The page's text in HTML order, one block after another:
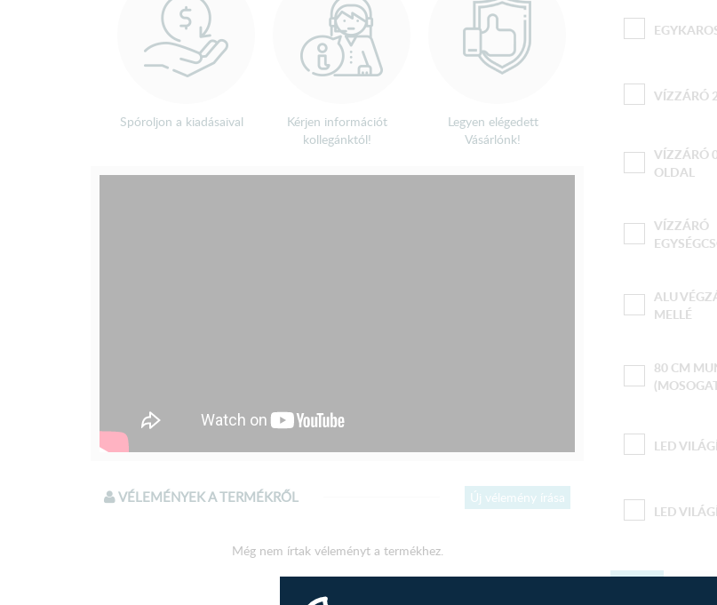
Spóroljon a kiadásaival
Kérjen információt
kollegánktól!
Legyen elégedett
Vásárlónk!
VÉLEMÉNYEK A TERMÉKRŐL Új vélemény írása
Még nem írtak véleményt a termékhez.
VÍZZÁRÓ
VÍZZÁRÓ
OLDAL
VÍZZÁRÓ
ALU
MELLÉ
80 CM
LED
LED